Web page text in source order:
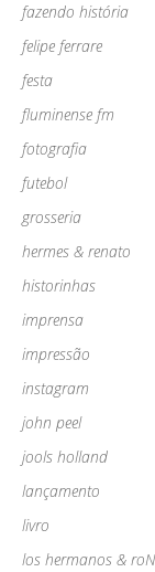
fazendo história
felipe ferrare
festa
fluminense fm
fotografia
futebol
grosseria
hermes & renato
historinhas
imprensa
impressão
instagram
john peel
jools holland
lançamento
livro
los hermanos &